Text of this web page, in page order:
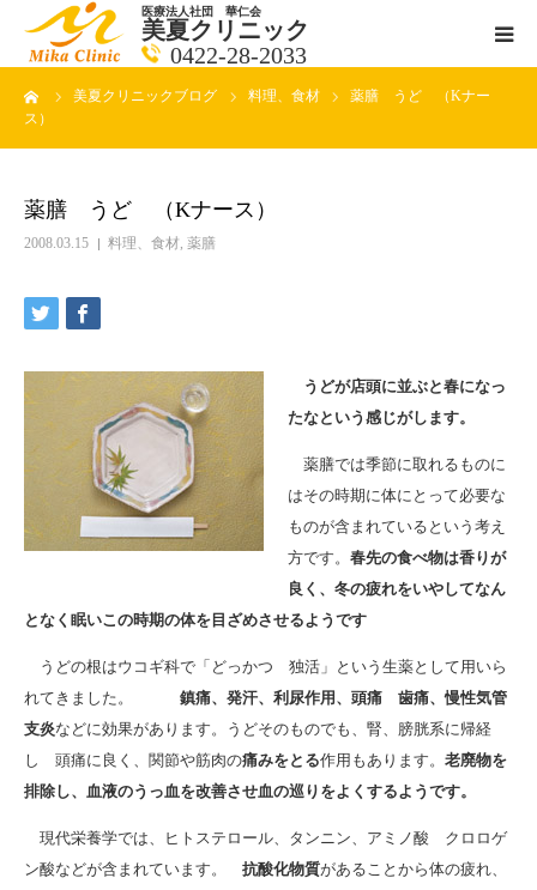
医療法人社団 華仁会
美夏クリニック
0422-28-2033
美夏クリニックブログ 料理、食材
薬膳 うど （Kナー
ス）
薬膳 うど （Kナース）
2008.03.15 料理、食材, 薬膳
うどが店頭に並ぶと春になっ
たなという感じがします。
薬膳では季節に取れるものに
はその時期に体にとって必要な
ものが含まれているという考え
方です。 春先の食べ物は香りが
良く、冬の疲れをいやしてなん
となく眠いこの時期の体を目ざめさせるようです
うどの根はウコギ科で「どっかつ 独活」という生薬として用いら
れてきました。 鎮痛、発汗、利尿作用、頭痛 歯痛、慢性気管
支炎などに効果があります。うどそのものでも、腎、膀胱系に帰経
し 頭痛に良く、関節や筋肉の痛みをとる作用もあります。 老廃物を
排除し、血液のうっ血を改善させ血の巡りをよくするようです。
現代栄養学では、ヒトステロール、タンニン、アミノ酸 クロロゲ
ン酸などが含まれています。 抗酸化物質があることから体の疲れ、
医師紹介
クリニックの紹介
アクセス
メールで相談
ブログ一覧ページ
料金一覧 new